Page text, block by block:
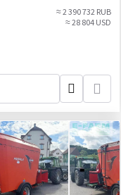
≈ 2 390 732 RUB
≈ 28 804 USD